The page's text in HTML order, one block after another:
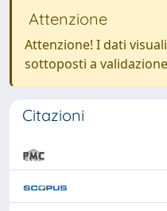
Attenzione
Attenzione! I dati
sottoposti a
Citazioni